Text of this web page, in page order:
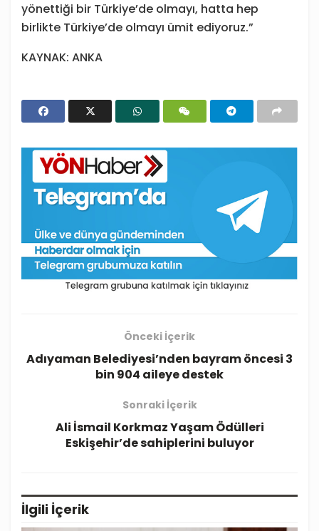
yönettiği bir Türkiye’de olmayı, hatta hep
birlikte Türkiye’de olmayı ümit ediyoruz.”
KAYNAK: ANKA
Önceki İçerik
Adıyaman Belediyesi’nden bayram öncesi 3
bin 904 aileye destek
Sonraki İçerik
Ali İsmail Korkmaz Yaşam Ödülleri
Eskişehir’de sahiplerini buluyor
İlgili İçerik